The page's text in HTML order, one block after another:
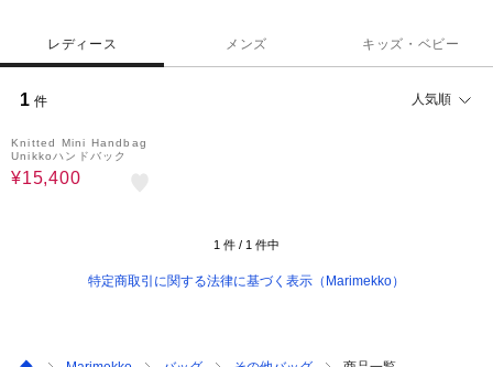
レディース メンズ キッズ・ベビー
1 件 人気順
Knitted Mini Handbag
Unikkoハンドバック
¥15,400
1 件 / 1 件中
特定商取引に関する法律に基づく表示（Marimekko）